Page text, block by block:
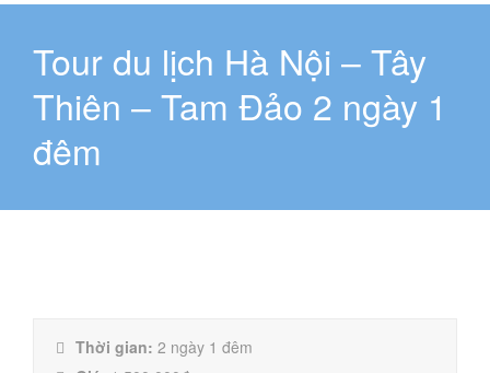
Tour du lịch Hà Nội – Tây
Thiên – Tam Đảo 2 ngày 1
đêm
Thời gian: 2 ngày 1 đêm